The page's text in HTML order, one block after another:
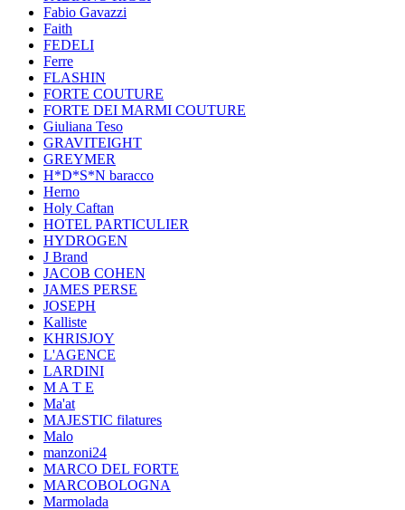
Fabio Gavazzi
Faith
FEDELI
Ferre
FLASHIN
FORTE COUTURE
FORTE DEI MARMI COUTURE
Giuliana Teso
GRAVITEIGHT
GREYMER
H*D*S*N baracco
Herno
Holy Caftan
HOTEL PARTICULIER
HYDROGEN
J Brand
JACOB COHEN
JAMES PERSE
JOSEPH
Kalliste
KHRISJOY
L'AGENCE
LARDINI
M A T E
Ma'at
MAJESTIC filatures
Malo
manzoni24
MARCO DEL FORTE
MARCOBOLOGNA
Marmolada